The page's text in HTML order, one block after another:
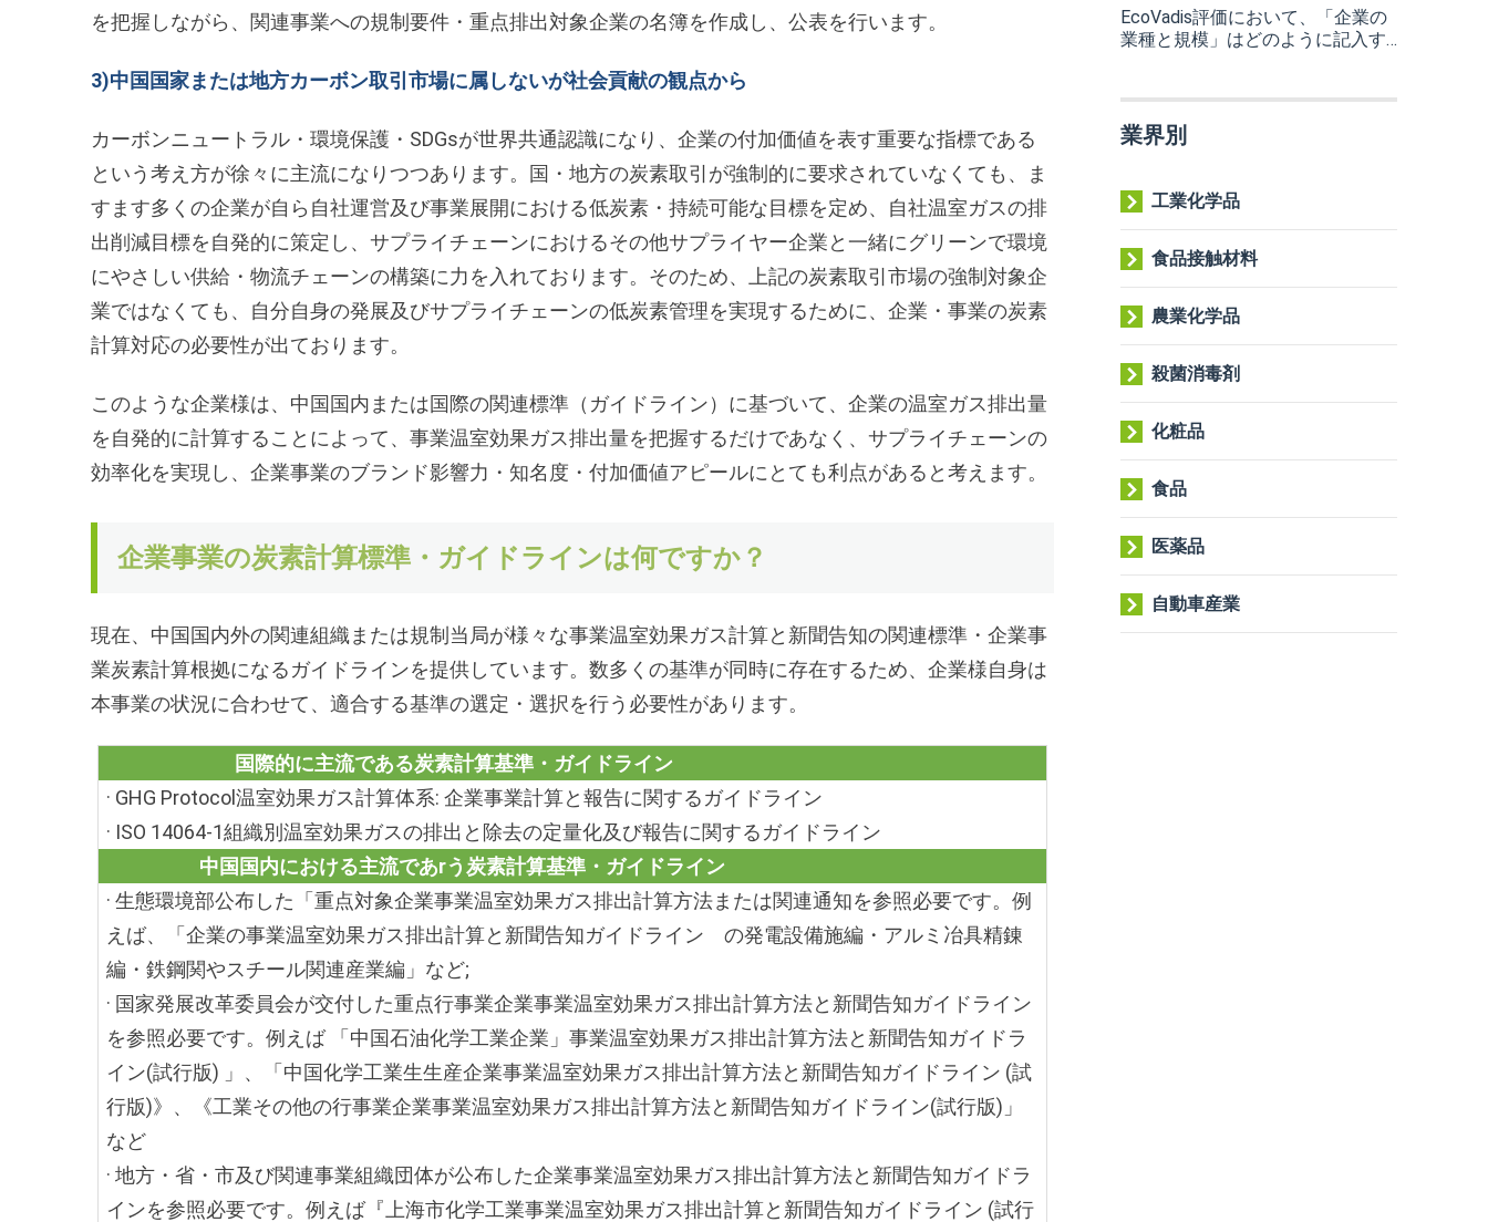
を把握しながら、関連事業への規制要件・重点排出対象企業の名簿を作成し、公表を行います。
3)中国国家または地方カーボン取引市場に属しないが社会貢献の観点から
カーボンニュートラル・環境保護・SDGsが世界共通認識になり、企業の付加価値を表す重要な指標である
という考え方が徐々に主流になりつつあります。国・地方の炭素取引が強制的に要求されていなくても、ま
すます多くの企業が自ら自社運営及び事業展開における低炭素・持続可能な目標を定め、自社温室ガスの排
出削減目標を自発的に策定し、サプライチェーンにおけるその他サプライヤー企業と一緒にグリーンで環境
にやさしい供給・物流チェーンの構築に力を入れております。そのため、上記の炭素取引市場の強制対象企
業ではなくても、自分自身の発展及びサプライチェーンの低炭素管理を実現するために、企業・事業の炭素
計算対応の必要性が出ております。
このような企業様は、中国国内または国際の関連標準（ガイドライン）に基づいて、企業の温室ガス排出量
を自発的に計算することによって、事業温室効果ガス排出量を把握するだけであなく、サプライチェーンの
効率化を実現し、企業事業のブランド影響力・知名度・付加価値アピールにとても利点があると考えます。
企業事業の炭素計算標準・ガイドラインは何ですか？
現在、中国国内外の関連組織または規制当局が様々な事業温室効果ガス計算と新聞告知の関連標準・企業事
業炭素計算根拠になるガイドラインを提供しています。数多くの基準が同時に存在するため、企業様自身は
本事業の状況に合わせて、適合する基準の選定・選択を行う必要性があります。
国際的に主流である炭素計算基準・ガイドライン
· GHG Protocol温室効果ガス計算体系: 企業事業計算と報告に関するガイドライン
· ISO 14064-1組織別温室効果ガスの排出と除去の定量化及び報告に関するガイドライン
中国国内における主流であrう炭素計算基準・ガイドライン
· 生態環境部公布した「重点対象企業事業温室効果ガス排出計算方法または関連通知を参照必要です。例
えば、「企業の事業温室効果ガス排出計算と新聞告知ガイドライン の発電設備施編・アルミ冶具精錬
編・鉄鋼関やスチール関連産業編」など;
· 国家発展改革委員会が交付した重点行事業企業事業温室効果ガス排出計算方法と新聞告知ガイドライン
を参照必要です。例えば 「中国石油化学工業企業」事業温室効果ガス排出計算方法と新聞告知ガイドラ
イン(試行版) 」、「中国化学工業生生産企業事業温室効果ガス排出計算方法と新聞告知ガイドライン (試
行版)》、《工業その他の行事業企業事業温室効果ガス排出計算方法と新聞告知ガイドライン(試行版)」
など
· 地方・省・市及び関連事業組織団体が公布した企業事業温室効果ガス排出計算方法と新聞告知ガイドラ
インを参照必要です。例えば『上海市化学工業事業温室効果ガス排出計算と新聞告知ガイドライン (試行
EcoVadis評価において、「企業の
業種と規模」はどのように記入す
業界別
工業化学品
食品接触材料
農業化学品
殺菌消毒剤
化粧品
食品
医薬品
自動車産業